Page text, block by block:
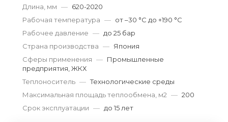
Длина, мм — 620-2020
Рабочая температура — от –30 °С до +190 °С
Рабочее давление — до 25 бар
Страна производства — Япония
Сферы применения — Промышленные
предприятия, ЖКХ
Теплоноситель — Технологические среды
Максимальная площадь теплообмена, м2 — 200
Срок эксплуатации — до 15 лет